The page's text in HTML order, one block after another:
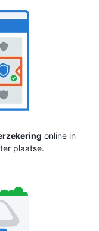
online in
plaatse.